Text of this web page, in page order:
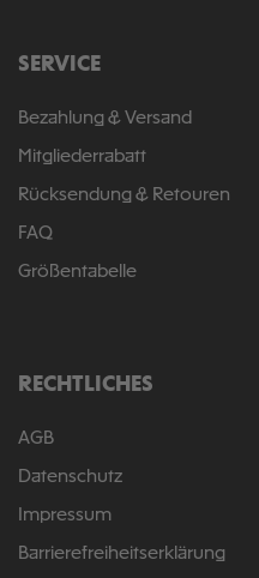
SERVICE
Bezahlung & Versand
Mitgliederrabatt
Rücksendung & Retouren
FAQ
Größentabelle
RECHTLICHES
AGB
Datenschutz
Impressum
Barrierefreiheitserklärung